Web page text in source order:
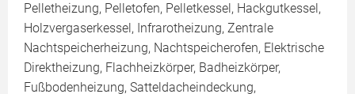
Pelletheizung, Pelletofen, Pelletkessel, Hackgutkessel,
Holzvergaserkessel, Infrarotheizung, Zentrale
Nachtspeicherheizung, Nachtspeicherofen, Elektrische
Direktheizung, Flachheizkörper, Badheizkörper,
Fußbodenheizung, Satteldacheindeckung,